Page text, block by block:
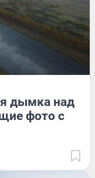
дымка над
фото с